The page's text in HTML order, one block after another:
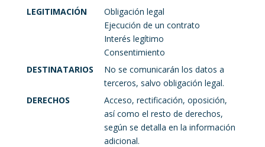
LEGITIMACIÓN
Obligación legal
Ejecución de un contrato
Interés legítimo
Consentimiento
DESTINATARIOS
No se comunicarán los datos a
terceros, salvo obligación legal.
DERECHOS
Acceso, rectificación, oposición,
así como el resto de derechos,
según se detalla en la información
adicional.